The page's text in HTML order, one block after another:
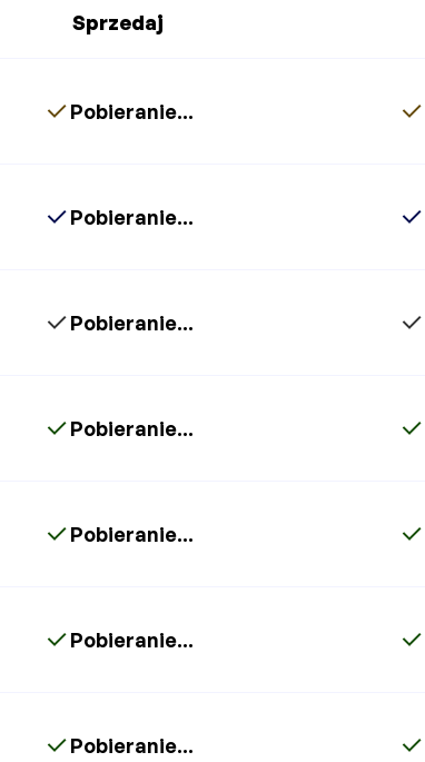
Sprzedaj
Pobieranie...
Pobieranie...
Pobieranie...
Pobieranie...
Pobieranie...
Pobieranie...
Pobieranie...